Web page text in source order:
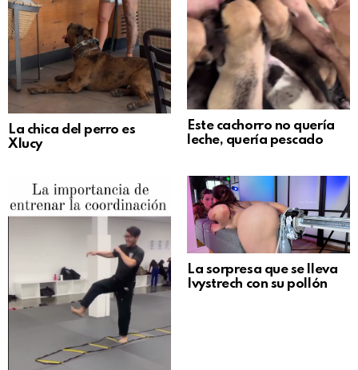
La chica del perro es
Xlucy
Este cachorro no quería
leche, quería pescado
La sorpresa que se lleva
Ivystrech con su pollón